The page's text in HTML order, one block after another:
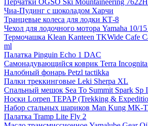
Перчатки OGSO Ski Mountaineering
Чиа-Пудинг с шоколадом Харчи
Транцевые колеса для лодки КТ-8
Чехол для лодочного мотора Yamaha 10/
Термочашка Klean Kanteen TKWide Cafe
ml
Палатка Pinguin Echo 1 DAC
Самонадувающийся коврик Terra Incognita
Налобный фонарь Petzl tactikka
Палки треккинговые Leki Sherpa XL
Спальный мешок Sea To Summit Spark Sp
Носки Lorpen TEPAP (Trekking &
Набор стальных шариков Man Kung MK-
Палатка Tramp Lite Fly 2